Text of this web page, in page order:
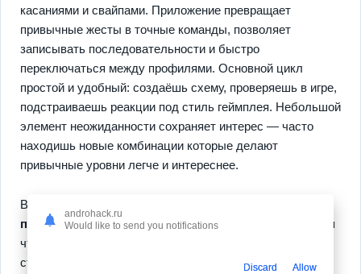
касаниями и свайпами. Приложение превращает
привычные жесты в точные команды, позволяет
записывать последовательности и быстро
переключаться между профилями. Основной цикл
простой и удобный: создаёшь схему, проверяешь в игре,
подстраиваешь реакции под стиль геймплея. Небольшой
элемент неожиданности сохраняет интерес — часто
находишь новые комбинации которые делают
привычные уровни легче и интереснее.
Внутри доступны
популярных жанрови гибкая привязка зон управления
что обеспечивает плавный переход от экспериментов к
стабильной эффективности. Прогресс виден быстро,
androhack.ru
Would like to send you notifications
Discard Allow